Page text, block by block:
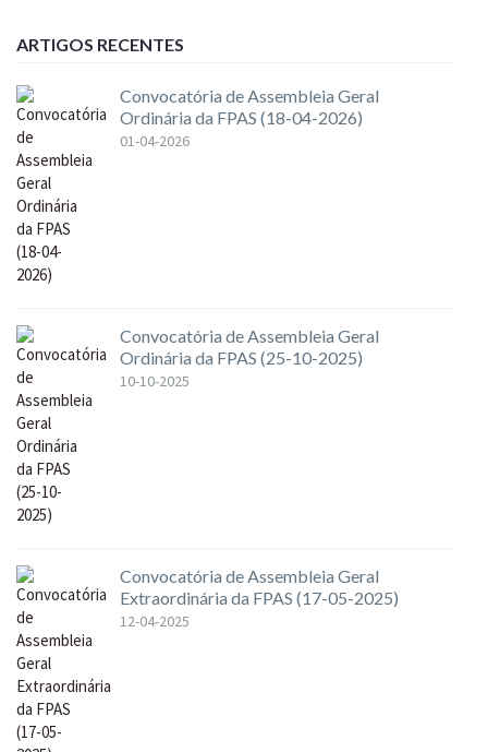
ARTIGOS RECENTES
Convocatória de Assembleia Geral
Ordinária da FPAS (18-04-2026)
01-04-2026
Convocatória de Assembleia Geral
Ordinária da FPAS (25-10-2025)
10-10-2025
Convocatória de Assembleia Geral
Extraordinária da FPAS (17-05-2025)
12-04-2025